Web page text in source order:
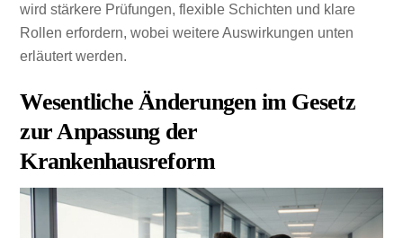
wird stärkere Prüfungen, flexible Schichten und klare
Rollen erfordern, wobei weitere Auswirkungen unten
erläutert werden.
Wesentliche Änderungen im Gesetz
zur Anpassung der
Krankenhausreform